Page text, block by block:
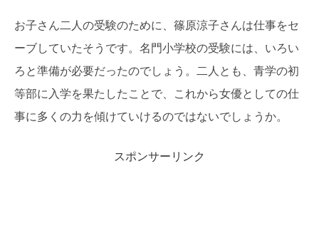
お子さん二人の受験のために、篠原涼子さんは仕事をセ
ーブしていたそうです。名門小学校の受験には、いろい
ろと準備が必要だったのでしょう。二人とも、青学の初
等部に入学を果たしたことで、これから女優としての仕
事に多くの力を傾けていけるのではないでしょうか。
スポンサーリンク